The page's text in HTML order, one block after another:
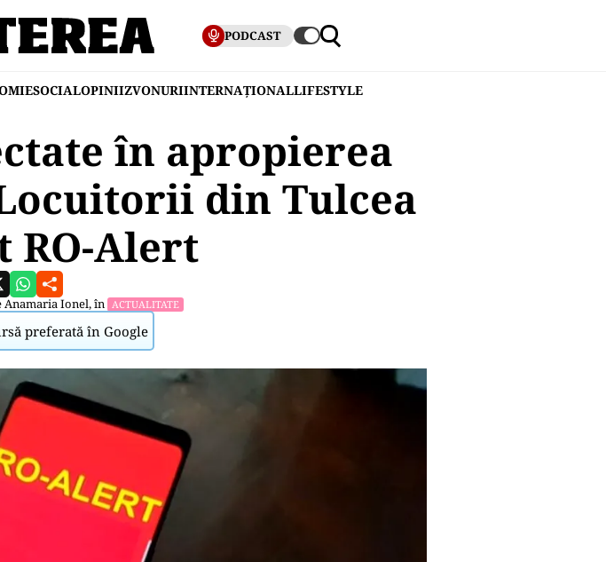
PODCAST
SOCIALOPINIIZVONURIINTERNAȚIONALLIFESTYLE
în apropierea
din Tulcea
RO-Alert
Anamaria Ionel, în ACTUALITATE
preferată în Google